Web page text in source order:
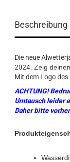
Beschreibung
Die neue
2024 . Zeig
Mit dem Logo
ACHTUNG!
Umtausch leider
Daher bitte